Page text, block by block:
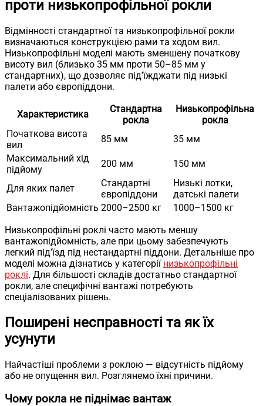
проти низькопрофільної рокли
Відмінності стандартної та низькопрофільної рокли
визначаються конструкцією рами та ходом вил.
Низькопрофільні моделі мають зменшену початкову
висоту вил (близько 35 мм проти 50–85 мм у
стандартних), що дозволяє під’їжджати під низькі
палети або європіддони.
Характеристика
Стандартна
рокла
Низькопрофільна
рокла
Початкова висота
вил
85 мм
35 мм
Максимальний хід
підйому
200 мм 150 мм
Для яких палет
Стандартні
європіддони
Низькі лотки,
датські палети
Вантажопідйомність 2000–2500 кг
1000–1500 кг
Низькопрофільні роклі часто мають меншу
вантажопідйомність, але при цьому забезпечують
легкий під’їзд під нестандартні піддони. Детальніше про
моделі можна дізнатись у категорії низькопрофільні
роклі. Для більшості складів достатньо стандартної
рокли, але специфічні вантажі потребують
спеціалізованих рішень.
Поширені несправності та як їх
усунути
Найчастіші проблеми з роклою — відсутність підйому
або не опущення вил. Розглянемо їхні причини.
Чому рокла не піднімає вантаж